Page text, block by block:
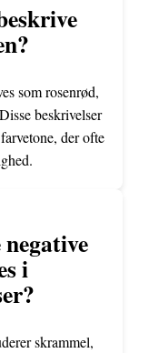
som rosenrød,
beskrivelser
der ofte
i
skrammel,